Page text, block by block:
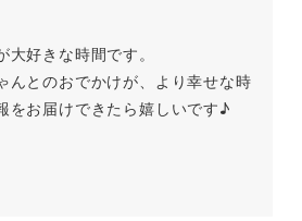
好きな時間です。
んとのおでかけが、より幸せな時
をお届けできたら嬉しいです♪